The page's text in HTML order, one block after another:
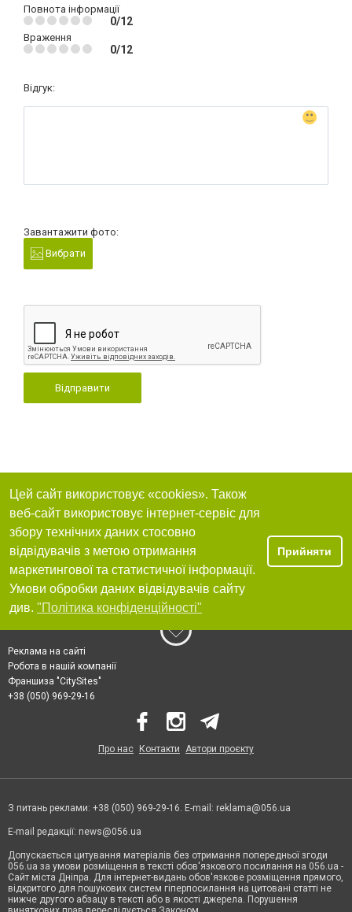
Повнота інформації
0/12
Враження
0/12
Відгук:
Завантажити фото:
Вибрати
Відправити
Цей сайт використовує «cookies». Також
веб-сайт використовує інтернет-сервіс для
збору технічних даних стосовно
відвідувачів з метою отримання
маркетингової та статистичної інформації.
Умови обробки даних відвідувачів сайту
див. "Політика конфіденційності"
Прийняти
Реклама на сайті
Робота в нашій компанії
Франшиза "CitySites"
+38 (050) 969-29-16
Про нас Контакти Автори проєкту
З питань реклами: +38 (050) 969-29-16. E-mail: reklama@056.ua
E-mail редакції: news@056.ua
Допускається цитування матеріалів без отримання попередньої згоди
056.ua за умови розміщення в тексті обов'язкового посилання на 056.ua -
Сайт міста Дніпра. Для інтернет-видань обов'язкове розміщення прямого,
відкритого для пошукових систем гіперпосилання на цитовані статті не
нижче другого абзацу в тексті або в якості джерела. Порушення